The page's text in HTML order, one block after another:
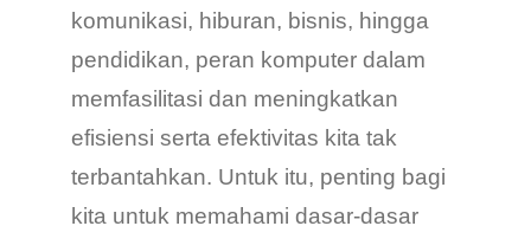
komunikasi, hiburan, bisnis, hingga
pendidikan, peran komputer dalam
memfasilitasi dan meningkatkan
efisiensi serta efektivitas kita tak
terbantahkan. Untuk itu, penting bagi
kita untuk memahami dasar-dasar